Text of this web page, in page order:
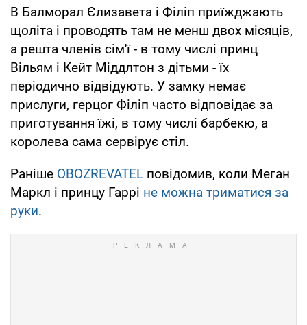
В Балморал Єлизавета і Філіп приїжджають
щоліта і проводять там не менш двох місяців,
а решта членів сім'ї - в тому числі принц
Вільям і Кейт Міддлтон з дітьми - їх
періодично відвідують. У замку немає
прислуги, герцог Філіп часто відповідає за
приготування їжі, в тому числі барбекю, а
королева сама сервірує стіл.
Раніше OBOZREVATEL повідомив, коли Меган
Маркл і принцу Гаррі не можна триматися за
руки.